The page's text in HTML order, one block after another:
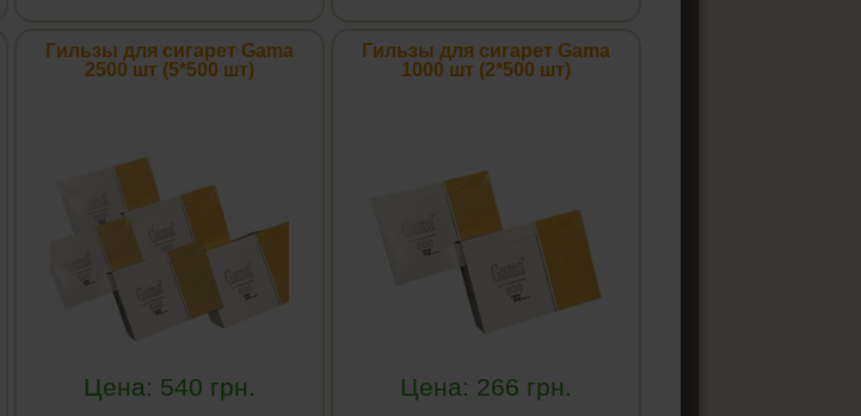
Гильзы для сигарет Gama
2500 шт (5*500 шт)
Цена: 540 грн.
Гильзы для сигарет Gama
1000 шт (2*500 шт)
Цена: 266 грн.